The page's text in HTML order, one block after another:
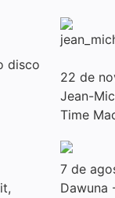
disco
22 de
Jean-
Time
7 de
Dawuna